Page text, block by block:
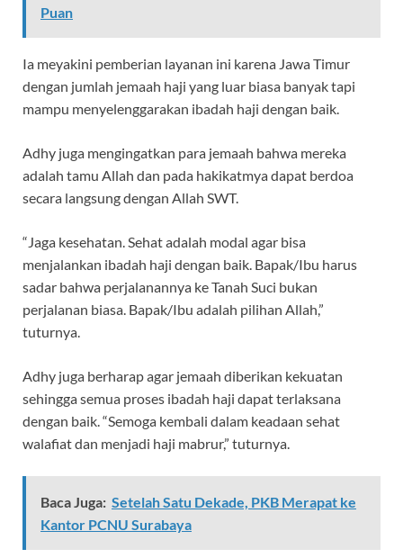
Puan
Ia meyakini pemberian layanan ini karena Jawa Timur
dengan jumlah jemaah haji yang luar biasa banyak tapi
mampu menyelenggarakan ibadah haji dengan baik.
Adhy juga mengingatkan para jemaah bahwa mereka
adalah tamu Allah dan pada hakikatmya dapat berdoa
secara langsung dengan Allah SWT.
“Jaga kesehatan. Sehat adalah modal agar bisa
menjalankan ibadah haji dengan baik. Bapak/Ibu harus
sadar bahwa perjalanannya ke Tanah Suci bukan
perjalanan biasa. Bapak/Ibu adalah pilihan Allah,”
tuturnya.
Adhy juga berharap agar jemaah diberikan kekuatan
sehingga semua proses ibadah haji dapat terlaksana
dengan baik. “Semoga kembali dalam keadaan sehat
walafiat dan menjadi haji mabrur,” tuturnya.
Baca Juga: Setelah Satu Dekade, PKB Merapat ke
Kantor PCNU Surabaya